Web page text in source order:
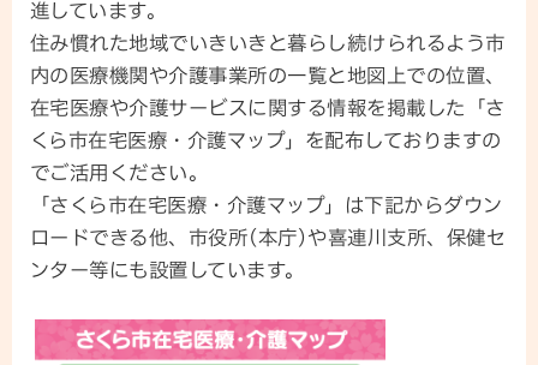
進しています。
住み慣れた地域でいきいきと暮らし続けられるよう市
内の医療機関や介護事業所の一覧と地図上での位置、
在宅医療や介護サービスに関する情報を掲載した「さ
くら市在宅医療・介護マップ」を配布しておりますの
でご活用ください。
「さくら市在宅医療・介護マップ」は下記からダウン
ロードできる他、市役所(本庁)や喜連川支所、保健セ
ンター等にも設置しています。